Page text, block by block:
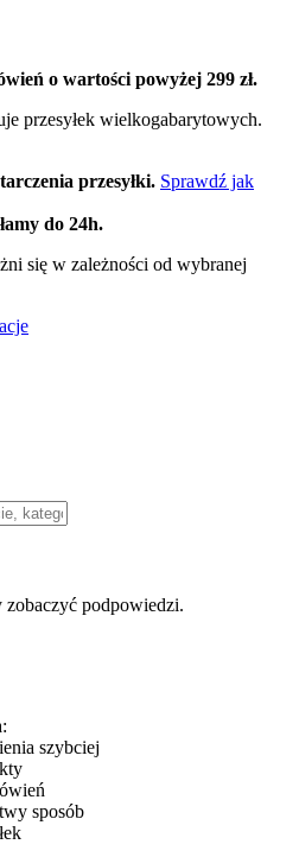
o wartości powyżej 299 zł.
przesyłek wielkogabarytowych.
przesyłki. Sprawdź jak
do 24h.
się w zależności od wybranej
podpowiedzi.
szybciej
sposób